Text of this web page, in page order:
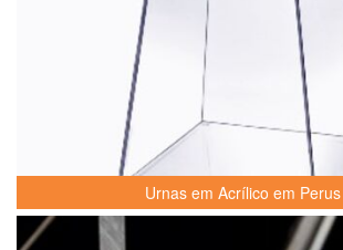
Urnas em Acrílico em Perus